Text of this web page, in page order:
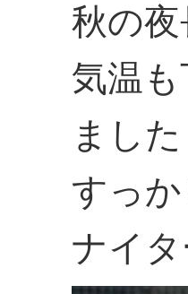
秋の
気温
ました
すっ
ナイ